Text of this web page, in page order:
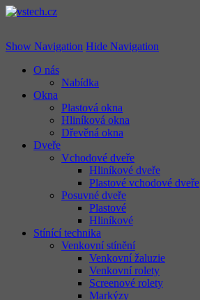
Show Navigation Hide Navigation
O nás
Nabídka
Okna
Plastová okna
Hliníková okna
Dřevěná okna
Dveře
Vchodové dveře
Hliníkové dveře
Plastové vchodové dveře
Posuvné dveře
Plastové
Hliníkové
Stínící technika
Venkovní stínění
Venkovní žaluzie
Venkovní rolety
Screenové rolety
Markýzy